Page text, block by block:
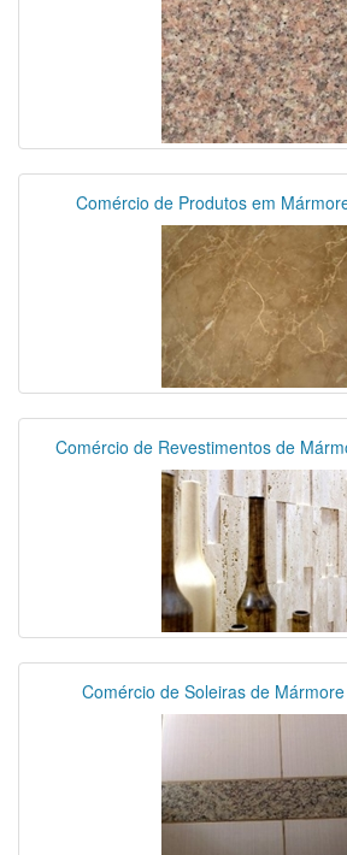
Comércio de Produtos em
Comércio de Revestimentos de
Comércio de Soleiras de